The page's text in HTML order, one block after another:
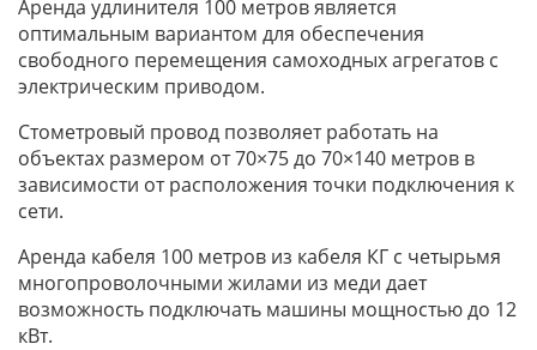
Аренда удлинителя 100 метров является
оптимальным вариантом для обеспечения
свободного перемещения самоходных агрегатов с
электрическим приводом.
Стометровый провод позволяет работать на
объектах размером от 70×75 до 70×140 метров в
зависимости от расположения точки подключения к
сети.
Аренда кабеля 100 метров из кабеля КГ с четырьмя
многопроволочными жилами из меди дает
возможность подключать машины мощностью до 12
кВт.